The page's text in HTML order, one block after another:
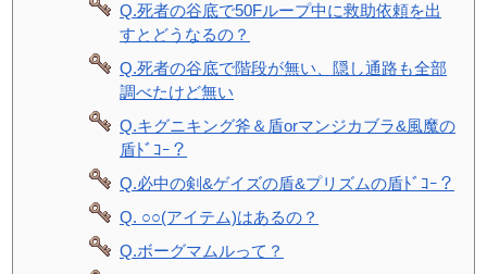
Q.死者の谷底で50Fループ中に救助依頼を出
すとどうなるの？
Q.死者の谷底で階段が無い、隠し通路も全部
調べたけど無い
Q.キグニキング斧＆盾orマンジカブラ&風魔の
盾ﾄﾞｺｰ？
Q.必中の剣&ゲイズの盾&プリズムの盾ﾄﾞｺｰ？
Q. ○○(アイテム)はあるの？
Q.ボーグマムルって？